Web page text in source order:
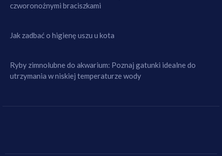
czworonożnymi braciszkami
Jak zadbać o higienę uszu u kota
Ryby zimnolubne do akwarium: Poznaj gatunki idealne do
utrzymania w niskiej temperaturze wody